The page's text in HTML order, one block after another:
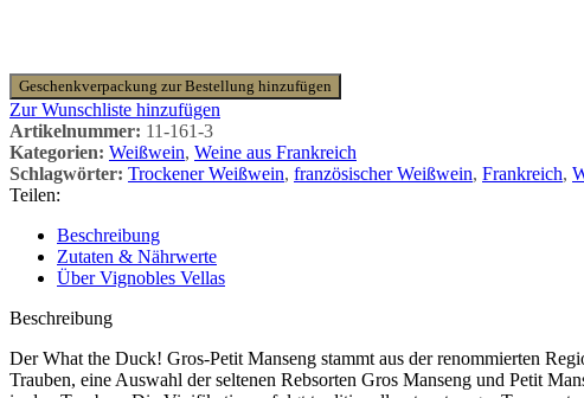
Geschenkverpackung zur Bestellung hinzufügen
Zur Wunschliste hinzufügen
Artikelnummer: 11-161-3
Kategorien: Weißwein, Weine aus Frankreich
Schlagwörter: Trockener Weißwein, französischer Weißwein, Frankreich,
Teilen:
Beschreibung
Zutaten & Nährwerte
Über Vignobles Vellas
Beschreibung
Der What the Duck! Gros-Petit Manseng stammt aus der renommierten
Trauben, eine Auswahl der seltenen Rebsorten Gros Manseng und Petit